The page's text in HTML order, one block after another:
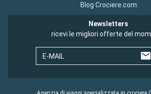
Blog Crociere.com
Newsletters
ricevi le migliori offerte del
E-MAIL